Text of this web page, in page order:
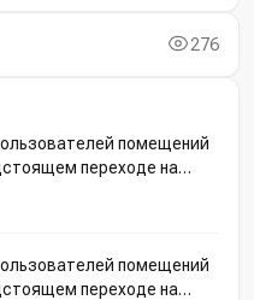
276
помещений
переходе на
с АО
помещений
переходе на